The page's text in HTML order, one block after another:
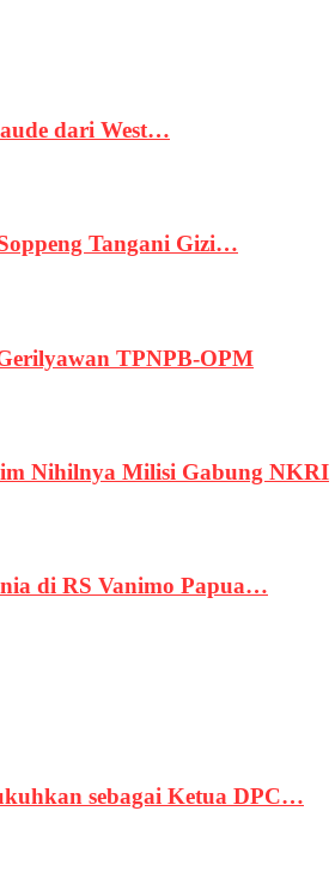
dari West…
Tangani Gizi…
TPNPB-OPM
Nihilnya Milisi Gabung NKRI
di RS Vanimo Papua…
sebagai Ketua DPC…